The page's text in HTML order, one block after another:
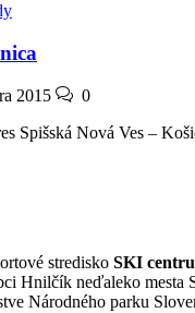
2015
0
Spišská Nová Ves –
stredisko SKI
Hnilčík neďaleko mesta
Národného parku